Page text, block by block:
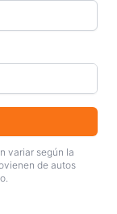
variar según la
de autos